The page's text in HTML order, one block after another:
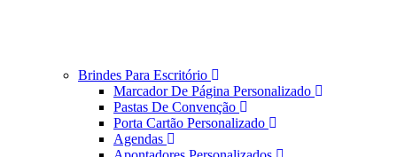
Brindes Para Escritório
Marcador De Página Personalizado
Pastas De Convenção
Porta Cartão Personalizado
Agendas